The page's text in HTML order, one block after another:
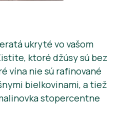
ukryté vo vašom
ktoré džúsy sú bez
vína nie sú rafinované
bielkovinami, a tiež
stopercentne